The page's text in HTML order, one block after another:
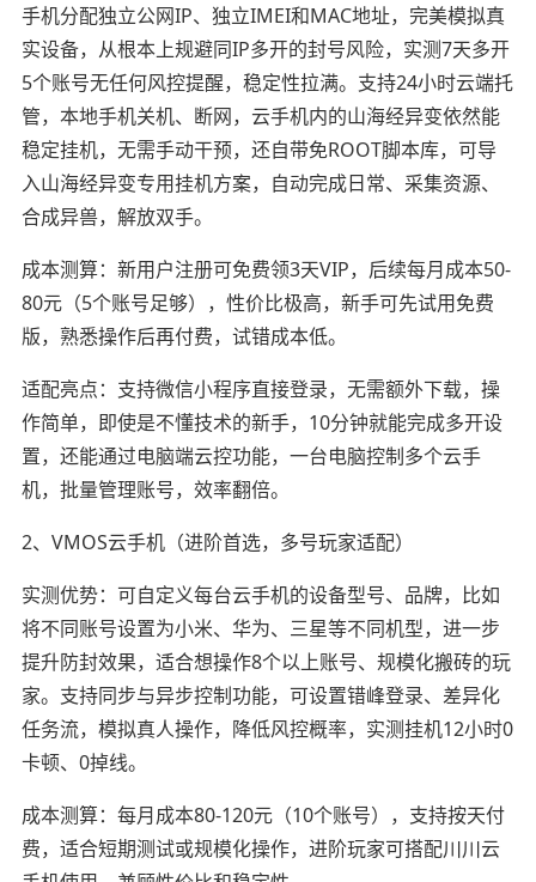
手机分配独立公网IP、独立IMEI和MAC地址，完美模拟真
实设备，从根本上规避同IP多开的封号风险，实测7天多开
5个账号无任何风控提醒，稳定性拉满。支持24小时云端托
管，本地手机关机、断网，云手机内的山海经异变依然能
稳定挂机，无需手动干预，还自带免ROOT脚本库，可导
入山海经异变专用挂机方案，自动完成日常、采集资源、
合成异兽，解放双手。
成本测算：新用户注册可免费领3天VIP，后续每月成本50-
80元（5个账号足够），性价比极高，新手可先试用免费
版，熟悉操作后再付费，试错成本低。
适配亮点：支持微信小程序直接登录，无需额外下载，操
作简单，即使是不懂技术的新手，10分钟就能完成多开设
置，还能通过电脑端云控功能，一台电脑控制多个云手
机，批量管理账号，效率翻倍。
2、VMOS云手机（进阶首选，多号玩家适配）
实测优势：可自定义每台云手机的设备型号、品牌，比如
将不同账号设置为小米、华为、三星等不同机型，进一步
提升防封效果，适合想操作8个以上账号、规模化搬砖的玩
家。支持同步与异步控制功能，可设置错峰登录、差异化
任务流，模拟真人操作，降低风控概率，实测挂机12小时0
卡顿、0掉线。
成本测算：每月成本80-120元（10个账号），支持按天付
费，适合短期测试或规模化操作，进阶玩家可搭配川川云